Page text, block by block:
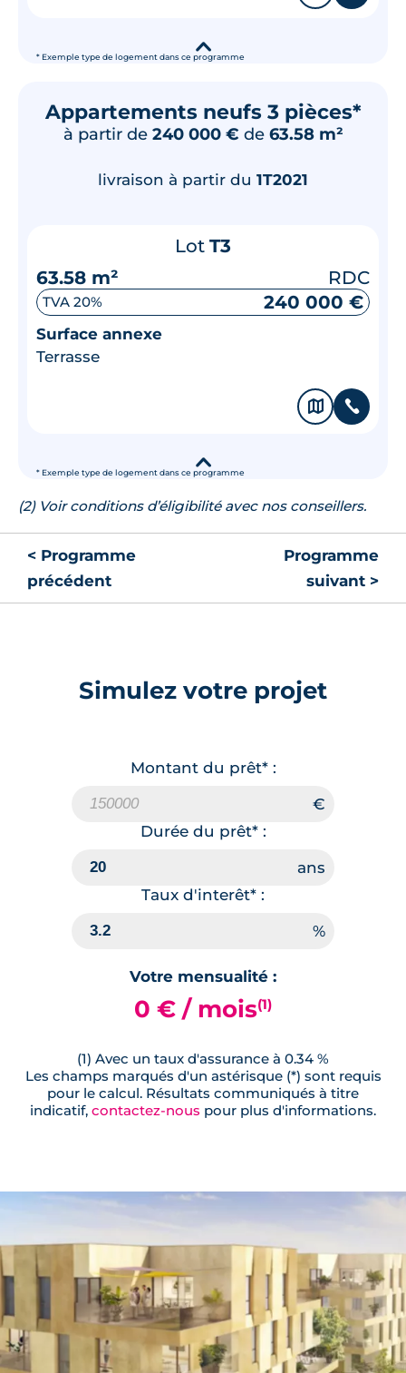
* Exemple type de logement dans ce programme
▾
Appartements neufs 3 pièces*
à partir de 240 000 € de 63.58 m²
* Exemple type de logement dans ce programme
livraison à partir du 1T2021
Lot T3
63.58 m²
RDC
TVA 20% 240 000 €
Surface annexe
Terrasse
🗞 📞
▾
(2) Voir conditions d’éligibilité avec nos conseillers.
< Programme
précédent
Programme
suivant >
Simulez votre projet
Montant du prêt* :
Durée du prêt* :
Taux d'interêt* :
Votre mensualité :
0 € / mois(1)
(1) Avec un taux d'assurance à 0.34 %
Les champs marqués d'un astérisque (*) sont requis
pour le calcul. Résultats communiqués à titre
indicatif, contactez-nous pour plus d'informations.